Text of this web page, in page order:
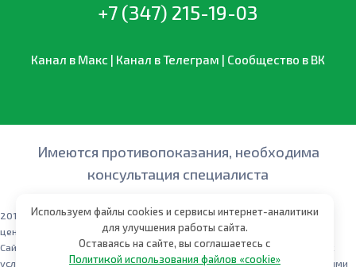
+7 (347) 215-19-03
Канал в Макс Канал в Телеграм Сообщество в ВК
Имеются противопоказания, необходима
консультация специалиста
2011 - 2026 © ЛКЦ "ЛОР-Клиника" – многопрофильный медицинский
центр для всей семьи!
Сайт носит исключительно информационный характер и ни при каких
условиях не является публичной офертой, определяемой положениями
Используем файлы cookies и сервисы интернет-аналитики
для улучшения работы сайта.
Оставаясь на сайте, вы соглашаетесь с
Политикой использования файлов «cookie»